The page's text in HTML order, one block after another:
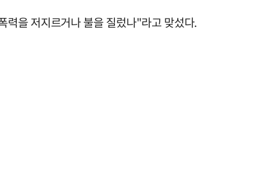
을 저지르거나 불을 질렀나"라고 맞섰다.